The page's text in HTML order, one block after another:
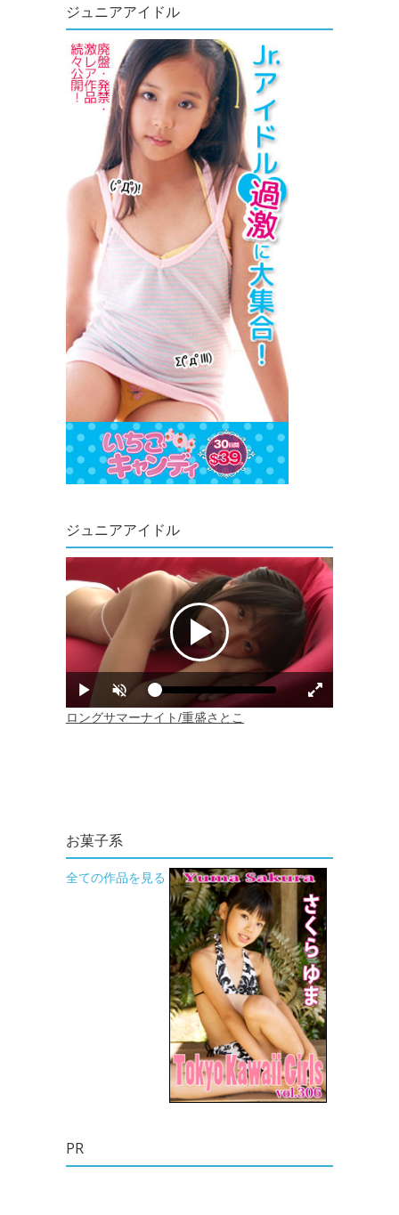
ジュニアアイドル
ジュニアアイドル
お菓子系
全ての作品を見る
PR